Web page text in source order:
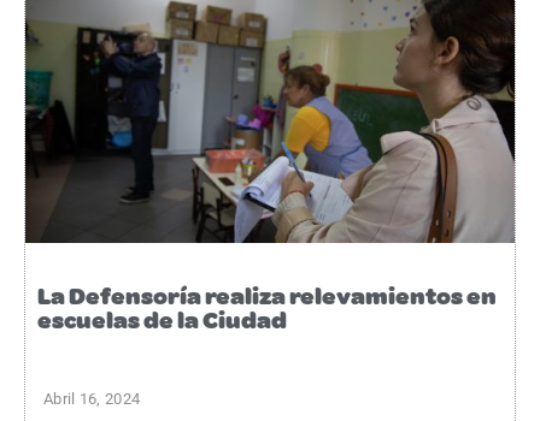
La Defensoría realiza relevamientos en
escuelas de la Ciudad
Abril 16, 2024